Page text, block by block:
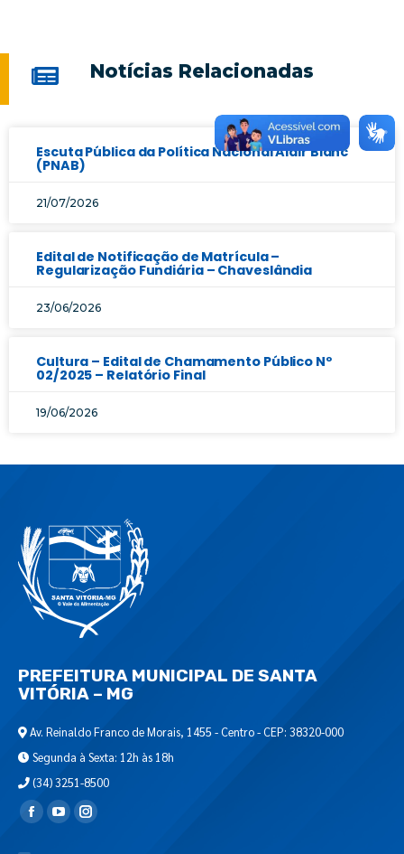
Notícias Relacionadas
Escuta Pública da Política Nacional Aldir Blanc
(PNAB)
21/07/2026
Edital de Notificação de Matrícula –
Regularização Fundiária – Chaveslândia
23/06/2026
Cultura – Edital de Chamamento Público Nº
02/2025 – Relatório Final
19/06/2026
PREFEITURA MUNICIPAL DE SANTA
VITÓRIA – MG
Av. Reinaldo Franco de Morais, 1455 - Centro - CEP: 38320-000
Segunda à Sexta: 12h às 18h
(34) 3251-8500
Encontre-nos em: